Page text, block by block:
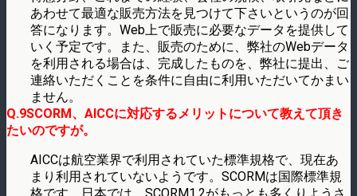
あわせて最適な販売方法を見つけて下さいというのが回
答になります。Web上で販売に必要なデータを提供して
いく予定です。また、販売のために、弊社のWebデータ
を利用される場合は、完成したものを、弊社に提出、ご
連絡いただくことを条件に自由に利用いただいてかまい
ません。
Q.9SCORM、AICCに対応するメリットについて教えて頂き
たいのですが。
AICCは航空業界で利用されていた標準規格で、現在あ
まり利用されていないようです。SCORMは国際標準規